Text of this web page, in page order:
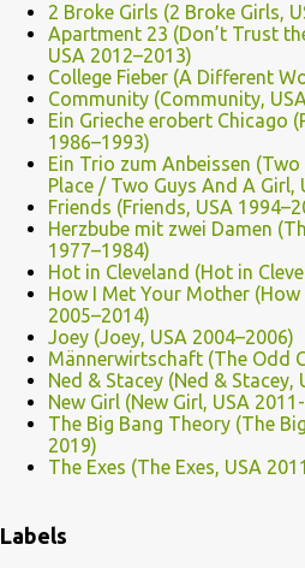
2 Broke Girls (2 Broke Girls,
Apartment 23 (Don’t Trust
USA 2012–2013)
College Fieber (A Different
Community (Community,
Ein Grieche erobert Chicago
1986–1993)
Ein Trio zum Anbeissen
Place / Two Guys And A Girl,
Friends (Friends, USA
Herzbube mit zwei Damen
1977–1984)
Hot in Cleveland (Hot in
How I Met Your Mother
2005–2014)
Joey (Joey, USA 2004–2006)
Männerwirtschaft (The Odd
Ned & Stacey (Ned & Stacey,
New Girl (New Girl, USA
The Big Bang Theory (The
2019)
The Exes (The Exes, USA
Labels